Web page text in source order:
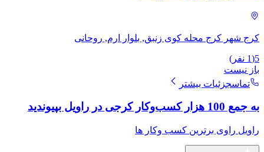
کرج شهر کرج محله کوی زنبق, بلوار ارم, روحانی
5
(
1 نفر)
باز نیست
تماسجزئیات بیشتر
به جمع 100 هزار کسب‌وکار کرجی در راویل بپیوندید
راویل راوی برترین کسب وکار ها